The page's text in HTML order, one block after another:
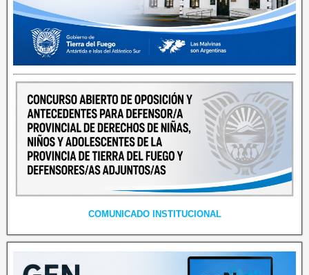
COMUNICADO INSTITUCIONAL